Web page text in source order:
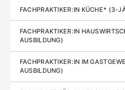
FACHPRAKTIKER:IN KÜCHE* (3-
FACHPRAKTIKER:IN
AUSBILDUNG)
FACHPRAKTIKER:IN IM
AUSBILDUNG)